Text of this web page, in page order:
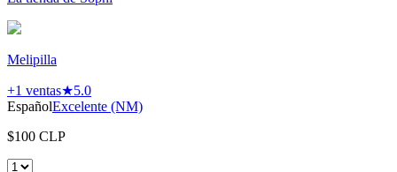
Melipilla
+1 ventas★5.0
EspañolExcelente (NM)
$100 CLP